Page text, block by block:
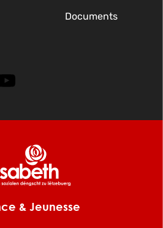
Documents
& Jeunesse